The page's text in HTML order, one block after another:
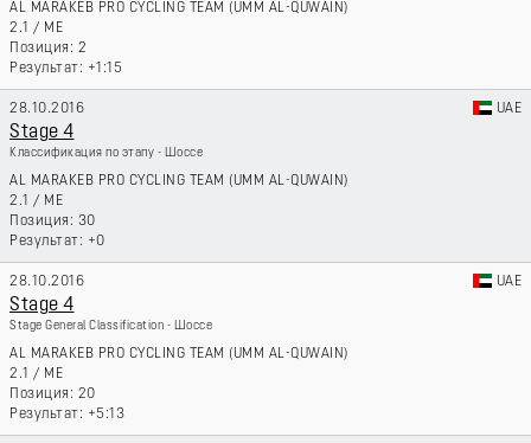
AL MARAKEB PRO CYCLING TEAM (UMM AL-QUWAIN)
2.1 / ME
2
+1:15
28.10.2016 UAE
Stage 4
Классификация по этапу - Шоссе
AL MARAKEB PRO CYCLING TEAM (UMM AL-QUWAIN)
2.1 / ME
30
+0
28.10.2016 UAE
Stage 4
Stage General Classification - Шоссе
AL MARAKEB PRO CYCLING TEAM (UMM AL-QUWAIN)
2.1 / ME
20
+5:13